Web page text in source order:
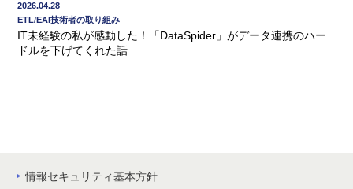
2026.04.28
ETL/EAI技術者の取り組み
IT未経験の私が感動した！「DataSpider」がデータ連携のハー
ドルを下げてくれた話
情報セキュリティ基本方針